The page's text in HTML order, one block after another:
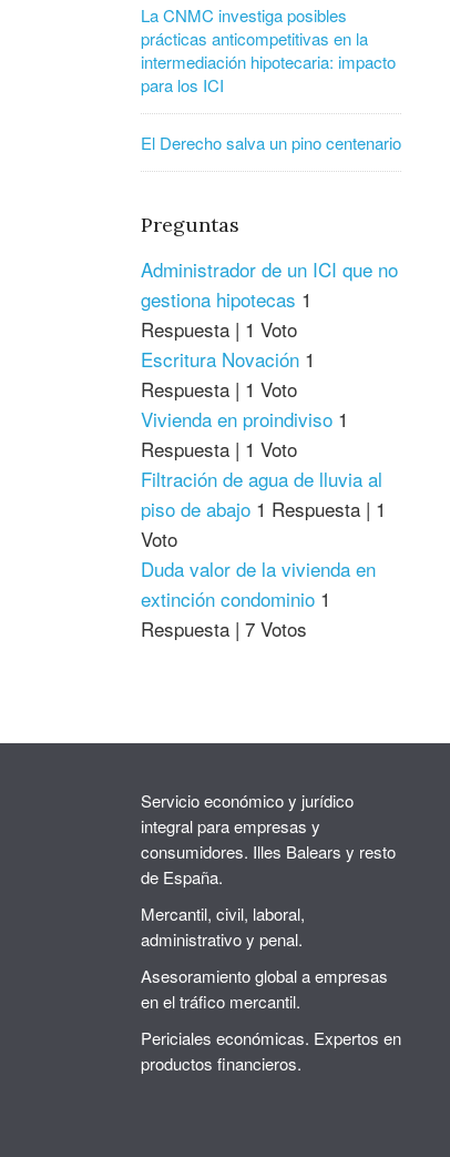
La CNMC investiga posibles
prácticas anticompetitivas en la
intermediación hipotecaria: impacto
para los ICI
El Derecho salva un pino centenario
Preguntas
Administrador de un ICI que no
gestiona hipotecas 1
Respuesta | 1 Voto
Escritura Novación 1
Respuesta | 1 Voto
Vivienda en proindiviso 1
Respuesta | 1 Voto
Filtración de agua de lluvia al
piso de abajo 1 Respuesta | 1
Voto
Duda valor de la vivienda en
extinción condominio 1
Respuesta | 7 Votos
Servicio económico y jurídico
integral para empresas y
consumidores. Illes Balears y resto
de España.
Mercantil, civil, laboral,
administrativo y penal.
Asesoramiento global a empresas
en el tráfico mercantil.
Periciales económicas. Expertos en
productos financieros.